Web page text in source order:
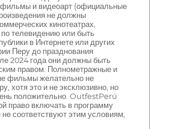
и видеоарт (официальные
не должны
кинотеатрах,
телевидению или быть
в Интернете или других
Перу до празднования
2024 года они должны быть
правом. Полнометражные и
фильмы желательно не
хотя это и не эксклюзивно, но
положительно. OutfestPerú
право включать в программу
соответствуют этим условиям,